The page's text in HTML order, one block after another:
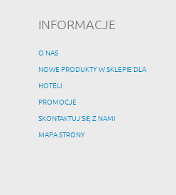
INFORMACJE
O NAS
NOWE PRODUKTY W SKLEPIE DLA
HOTELI
PROMOCJE
SKONTAKTUJ SIĘ Z NAMI
MAPA STRONY